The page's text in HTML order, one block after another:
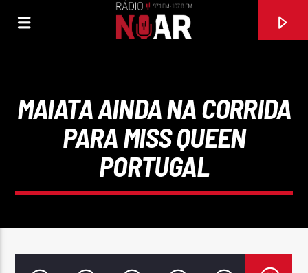
MAIATA AINDA NA CORRIDA
PARA MISS QUEEN
PORTUGAL